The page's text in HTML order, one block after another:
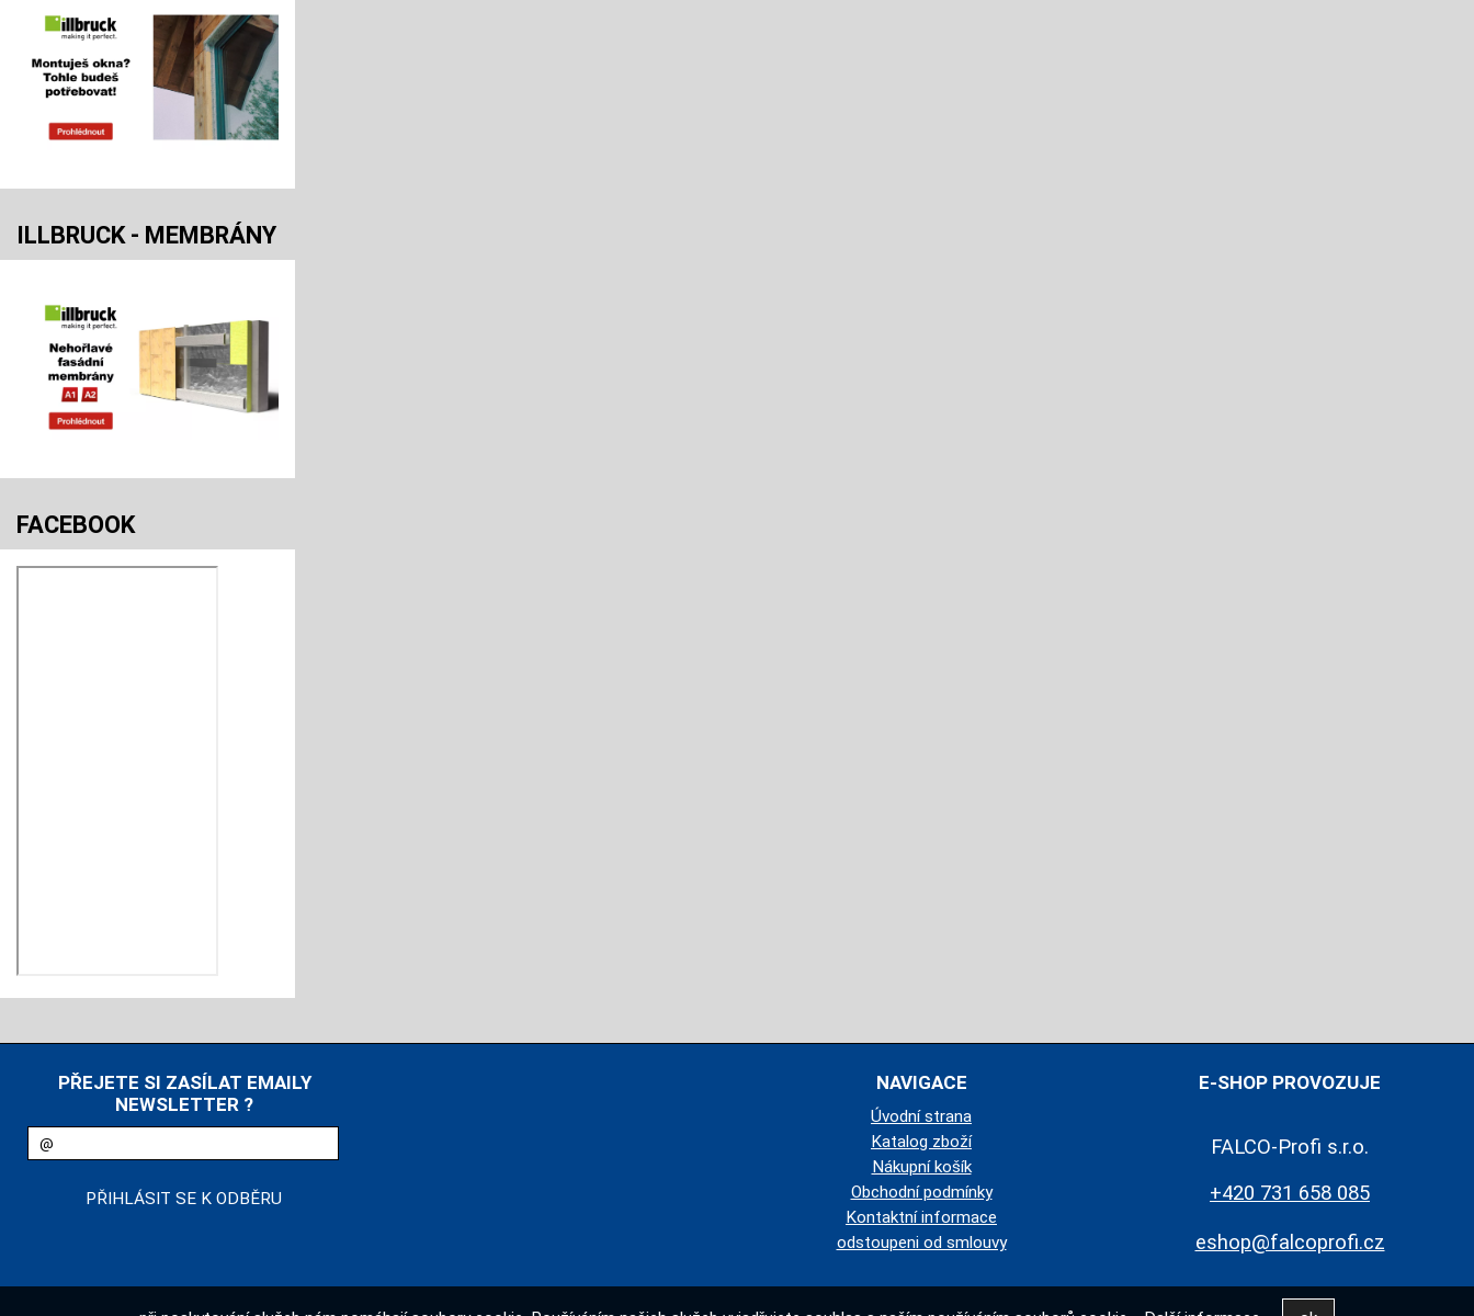
ILLBRUCK - MEMBRÁNY
FACEBOOK
PŘEJETE SI ZASÍLAT EMAILY
NEWSLETTER ?
NAVIGACE
Úvodní strana
Katalog zboží
Nákupní košík
Obchodní podmínky
Kontaktní informace
odstoupeni od smlouvy
E-SHOP PROVOZUJE
FALCO-Profi s.r.o.
+420 731 658 085
eshop@falcoprofi.cz